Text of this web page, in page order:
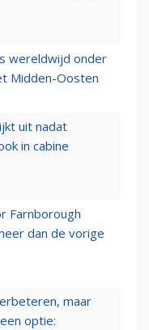
wereldwijd onder
Midden-Oosten
uit nadat
in cabine
Farnborough
dan de vorige
maar
optie: